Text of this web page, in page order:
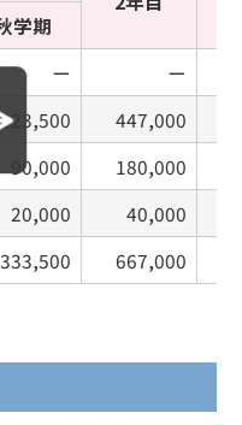
学期
ー
ー
223,500 447,000
90,000 180,000
20,000 40,000
333,500 667,000